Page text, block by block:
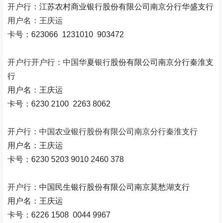
开户行：江苏农村商业银行股份有限公司南京分行华盛支行
用户名：王庆运
卡号：623066 1231010 903472
开户行开户行：中国华夏银行股份有限公司南京分行秦淮支
行
用户名：王庆运
卡号：6230 2100 2263 8062
开户行：中国农业银行股份有限公司南京分行秦淮支行
用户名：王庆运
卡号：6230 5203 9010 2460 378
开户行：中国民生银行股份有限公司南京莫愁湖支行
用户名：王庆运
卡号：6226 1508 0044 9967